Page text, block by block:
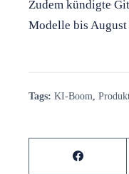
Zudem kündigte
Modelle bis
Tags: KI-Boom